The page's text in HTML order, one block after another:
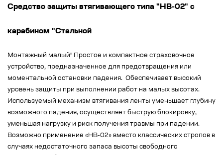
Средство защиты втягивающего типа "НВ-02" с
карабином "Стальной
Монтажный малый" Простое и компактное страховочное
устройство, предназначенное для предотвращения или
моментальной остановки падения. Обеспечивает высокий
уровень защиты при выполнении работ на малых высотах.
Используемый механизм втягивания ленты уменьшает глубину
возможного падения, осуществляет быструю блокировку,
уменьшая нагрузку и риск получения травмы при падении.
Возможно применение «НВ-02» вместо классических стропов в
случаях недостаточного запаса высоты свободного